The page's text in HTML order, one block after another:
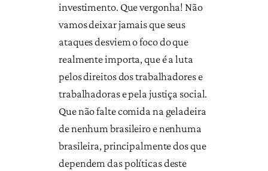
investimento. Que vergonha! Não
vamos deixar jamais que seus
ataques desviem o foco do que
realmente importa, que é a luta
pelos direitos dos trabalhadores e
trabalhadoras e pela justiça social.
Que não falte comida na geladeira
de nenhum brasileiro e nenhuma
brasileira, principalmente dos que
dependem das políticas deste